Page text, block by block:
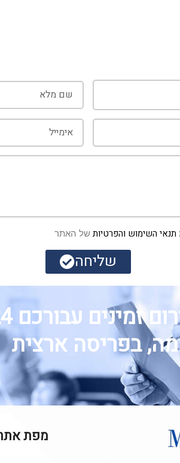
תנאי השימוש והפרטיות של האתר
שליחה
שירותי
בפריסה ארצית
מפת